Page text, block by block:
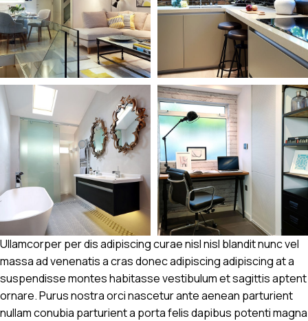
Ullamcorper per dis adipiscing curae nisl nisl blandit nunc vel
massa ad venenatis a cras donec adipiscing adipiscing at a
suspendisse montes habitasse vestibulum et sagittis aptent
ornare. Purus nostra orci nascetur ante aenean parturient
nullam conubia parturient a porta felis dapibus potenti magna